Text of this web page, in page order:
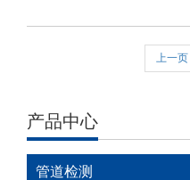
围:0.3m/s-3m/s最高介质温
需改造插入口或安装DN300
上一页
产品中心
管道检测